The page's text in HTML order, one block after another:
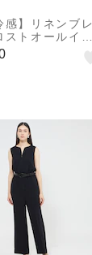
感】リネンブレ
ストオールイン